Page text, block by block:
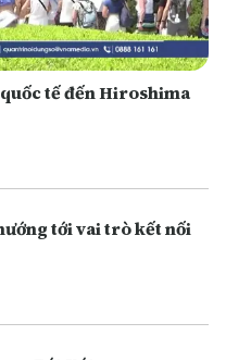
tế đến Hiroshima
tới vai trò kết nối